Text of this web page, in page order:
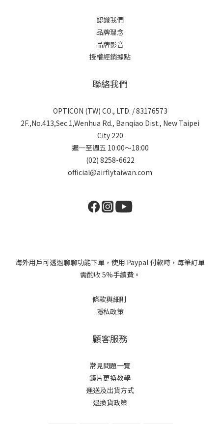
認識我們
品牌理念
品牌影音
授權經銷據點
聯絡我們
OPTICON (TW) CO., LTD. / 83176573
2F.,No.413,Sec.1,Wenhua Rd., Banqiao Dist., New Taipei
City 220
週一至週五 10:00～18:00
(02) 8258-6622
official@airflytaiwan.com
海外用戶可透過聊聊功能下單，使用 Paypal 付款時，每筆訂單
需酌收 5%手續費。
條款與細則
隱私政策
顧客服務
常見問題一覽
鏡片更換教學​
運送及出貨方式
退換貨政策